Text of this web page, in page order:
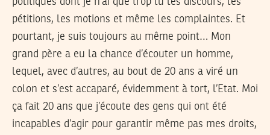
pétitions, les motions et même les complaintes. Et
pourtant, je suis toujours au même point… Mon
grand père a eu la chance d’écouter un homme,
lequel, avec d’autres, au bout de 20 ans a viré un
colon et s’est accaparé, évidemment à tort, l’Etat. Moi
ça fait 20 ans que j’écoute des gens qui ont été
incapables d’agir pour garantir même pas mes droits,